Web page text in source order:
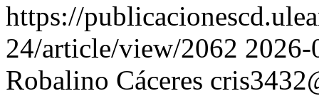
https://
24/article/view/2062
Robalino Cáceres